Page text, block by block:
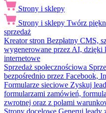
Strony i sklepy
Strony i sklepy Twórz
sprzedaż
Kreator stron Bezpłatny CMS,
wygenerowane przez AI, dzięki
internetowe
Sprzedaż społecznościowa
bezpośrednio przez Facebook,
Formularze sieciowe Zyskuj
formularzami zamówień,
zwrotnej oraz z polami
Strony docelowe Generuj leady